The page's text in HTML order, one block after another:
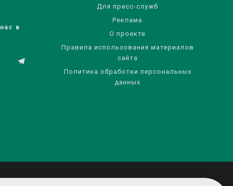
в
Для пресс-служб
Реклама
О проекте
Правила использования материалов
сайта
Политика обработки персональных
данных